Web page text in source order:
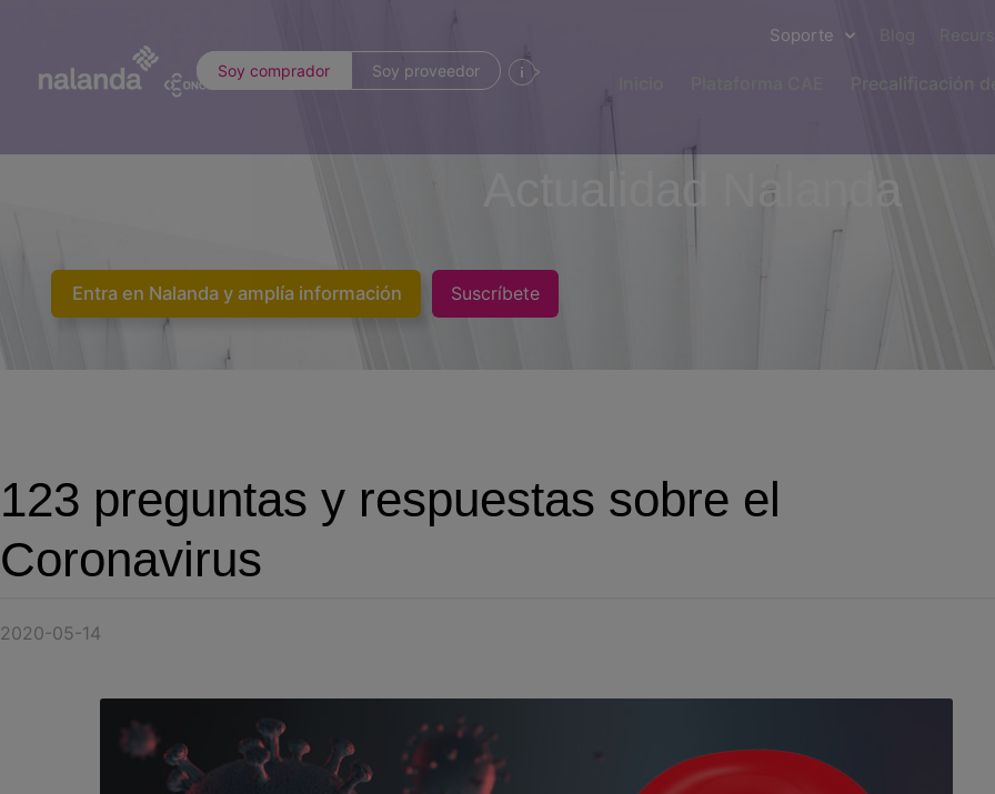
Soy comprador Soy proveedor
Soporte
Precalificación
Actualidad Nalanda
Entra en Nalanda y amplía información Suscríbete
123 preguntas y respuestas sobre el
Coronavirus
2020-05-14